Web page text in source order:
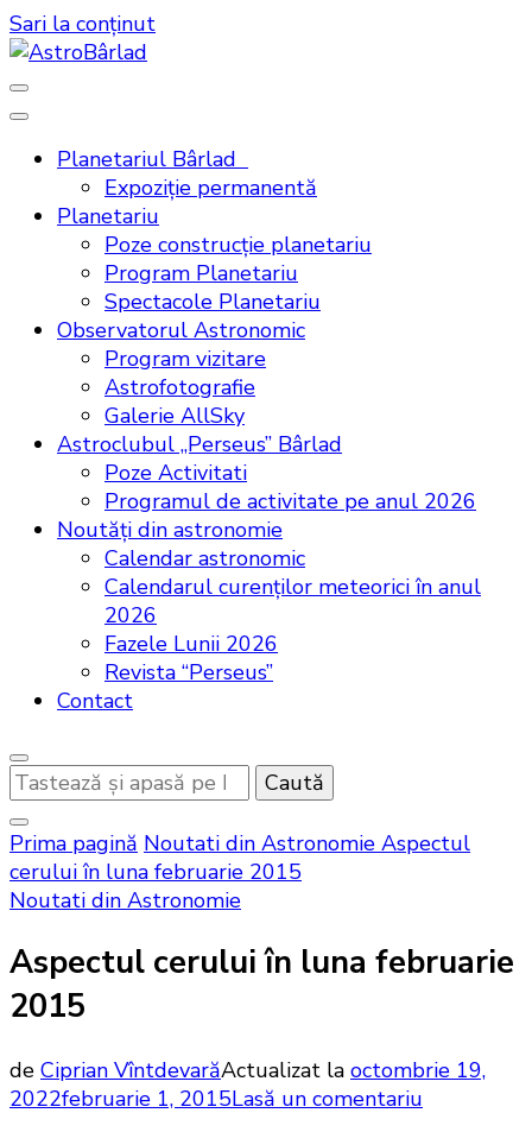
Sari la conținut
Planetariul Bârlad
Expoziţie permanentă
Planetariu
Poze construcţie planetariu
Program Planetariu
Spectacole Planetariu
Observatorul Astronomic
Program vizitare
Astrofotografie
Galerie AllSky
Astroclubul „Perseus” Bârlad
Poze Activitati
Programul de activitate pe anul 2026
Noutăţi din astronomie
Calendar astronomic
Calendarul curenţilor meteorici în anul
2026
Fazele Lunii 2026
Revista “Perseus”
Contact
Cauți
ceva?
Prima pagină Noutati din Astronomie Aspectul
cerului în luna februarie 2015
Noutati din Astronomie
Aspectul cerului în luna februarie
2015
de Ciprian VîntdevarăActualizat la octombrie 19,
2022februarie 1, 2015Lasă un comentariu